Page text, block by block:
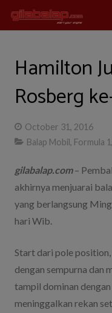
Balap Mobil
Balap Motor
About Us
Hamilton
Rosberg
October 31, 2016
Balap Mobil, Formula 1
gilabalap.com–
akhirnya menjuarai
yang berlangsung
hari Wib.
Start dari pole
dengan sempurna dan
tampil dominan
meninggalkan rekan